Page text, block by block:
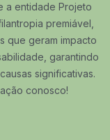
a entidade Projeto
premiável,
que geram impacto
garantindo
significativas.
conosco!